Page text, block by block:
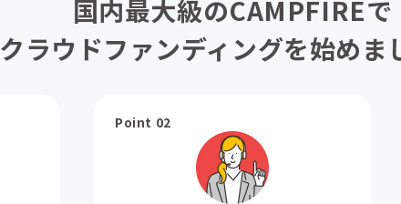
国内最大級のCAMPFIREで
クラウドファンディングを始めま
Point 02